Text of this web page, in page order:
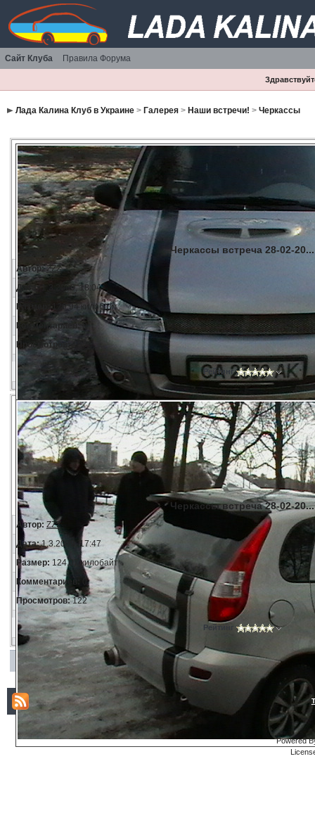
Сайт Клуба Правила Форума
Лада Калина Клуб в Украине> Галерея> Наши встречи! > Черкассы
Черкассы встреча 28-02-20...
Автор: ZZZ
Дата:
1.3.2009, 18:04
120.94 килобайт
Комментариев:
0
Просмотров:
Рейтинг
Черкассы встреча 28-02-20...
Автор: ZZZ
Дата:1.3.2009, 17:47
Размер: 124.07 килобайт
Комментариев:
Просмотров:122
Рейтинг
Powered